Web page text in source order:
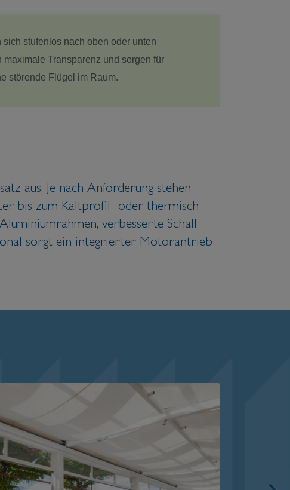
sich stufenlos nach oben oder unten
maximale Transparenz und sorgen für
störende Flügel im Raum.
aus. Je nach Anforderung stehen
bis zum Kaltprofil- oder thermisch
verbesserte Schall-
sorgt ein integrierter Motorantrieb